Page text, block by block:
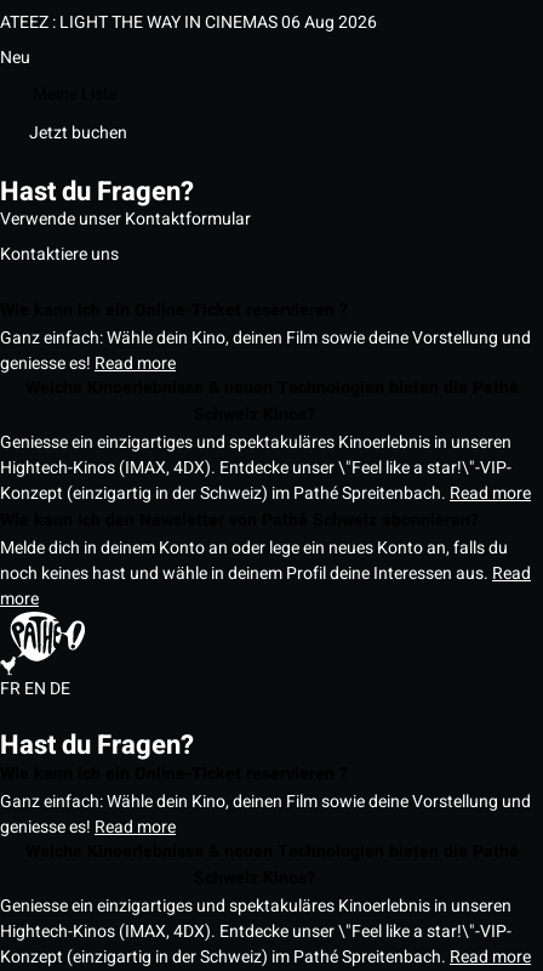
ATEEZ : LIGHT THE WAY IN CINEMAS06 Aug 2026
Neu
Jetzt buchen
Hast du Fragen?
Verwende unser Kontaktformular
Kontaktiere uns
Ganz einfach: Wähle dein Kino, deinen Film sowie deine Vorstellung und
geniesse es! Read more
Geniesse ein einzigartiges und spektakuläres Kinoerlebnis in unseren
Hightech-Kinos (IMAX, 4DX). Entdecke unser \"Feel like a star!\"-VIP-
Konzept (einzigartig in der Schweiz) im Pathé Spreitenbach. Read more
Melde dich in deinem Konto an oder lege ein neues Konto an, falls du
noch keines hast und wähle in deinem Profil deine Interessen aus. Read
more
FREN DE
Hast du Fragen?
Ganz einfach: Wähle dein Kino, deinen Film sowie deine Vorstellung und
geniesse es! Read more
Geniesse ein einzigartiges und spektakuläres Kinoerlebnis in unseren
Hightech-Kinos (IMAX, 4DX). Entdecke unser \"Feel like a star!\"-VIP-
Konzept (einzigartig in der Schweiz) im Pathé Spreitenbach. Read more